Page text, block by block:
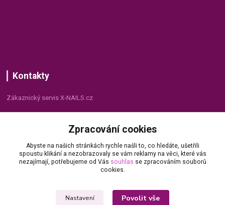
Kontakty
Zákaznický servis X-NAILS.cz
+420 735 055 075
(Po - Pá, 8 - 16 hod.)
info@x-nails.cz
Zpracování cookies
Abyste na našich stránkách rychle našli to, co hledáte, ušetřili
spoustu klikání a nezobrazovaly se vám reklamy na věci, které vás
nezajímají, potřebujeme od Vás souhlas se zpracováním souborů
cookies.
Nastavení Povolit vše